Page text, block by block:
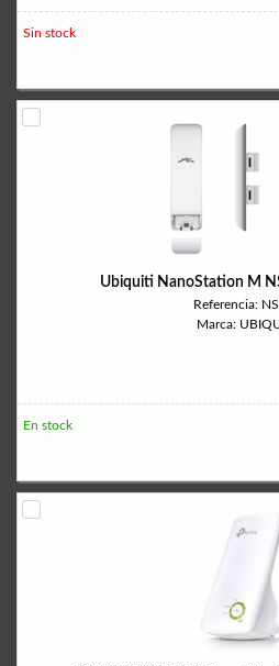
Sin stock
Ubiquiti NanoStation M
Referencia:
Marca:
En stock